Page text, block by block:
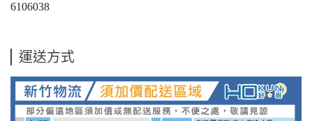
6106038
運送方式